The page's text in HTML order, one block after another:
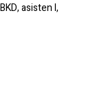
asisten I,